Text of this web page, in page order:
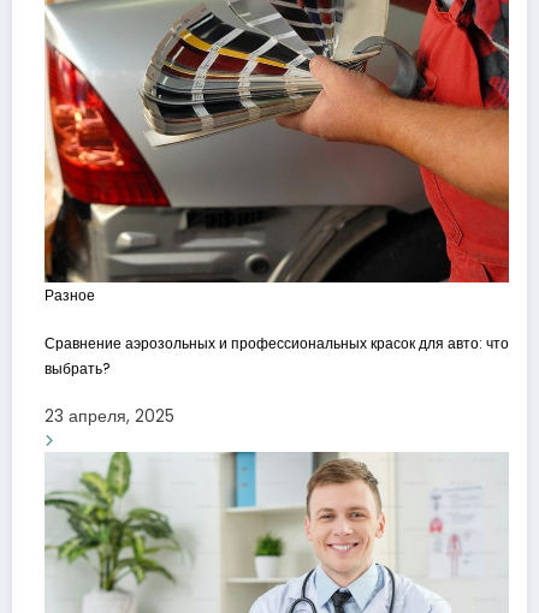
Разное
Сравнение аэрозольных и профессиональных красок для авто: что
выбрать?
23 апреля, 2025